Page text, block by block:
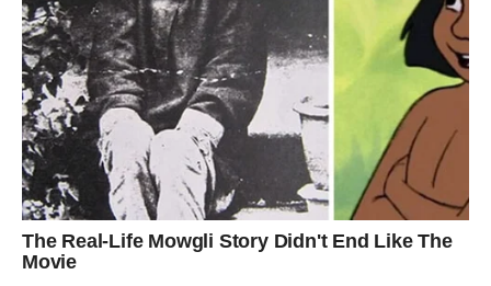
Osobama koje tek počinju s ovom navikom preporučuje se
kraće trajanje, otprilike pet minuta. S vremenom se trajanje
može produžiti, u skladu s ličnim osjećajem ugodnosti.
Izuzetno je važno naglasiti da se ulje nikada ne guta
i da se
ovaj postupak ne provodi umjesto klasičnog pranja zuba.